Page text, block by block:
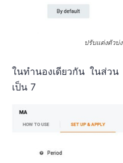
ปรับแต่งตัวบ่
ในทำนองเดียวกัน ในส่วน
เป็น 7